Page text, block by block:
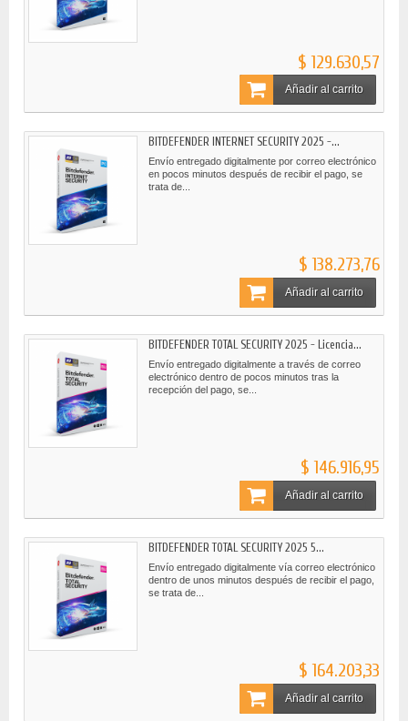
$ 129.630,57
Añadir al carrito
BITDEFENDER INTERNET SECURITY 2025 -...
Envío entregado digitalmente por correo electrónico
en pocos minutos después de recibir el pago, se
trata de...
$ 138.273,76
Añadir al carrito
BITDEFENDER TOTAL SECURITY 2025 - Licencia...
Envío entregado digitalmente a través de correo
electrónico dentro de pocos minutos tras la
recepción del pago, se...
$ 146.916,95
Añadir al carrito
BITDEFENDER TOTAL SECURITY 2025 5...
Envío entregado digitalmente vía correo electrónico
dentro de unos minutos después de recibir el pago,
se trata de...
$ 164.203,33
Añadir al carrito